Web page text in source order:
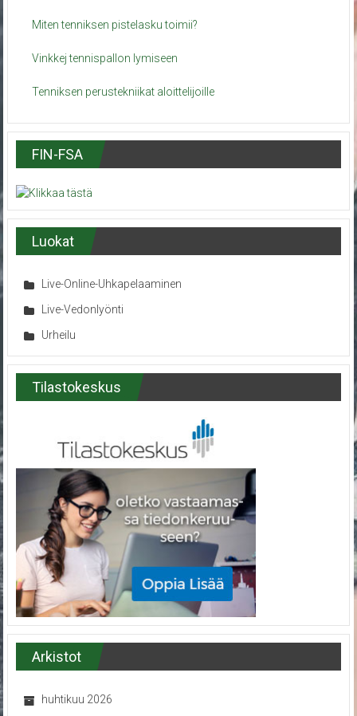
Miten tenniksen pistelasku toimii?
Vinkkej tennispallon lymiseen
Tenniksen perustekniikat aloittelijoille
FIN-FSA
Luokat
Live-Online-Uhkapelaaminen
Live-Vedonlyönti
Urheilu
Tilastokeskus
Arkistot
huhtikuu 2026